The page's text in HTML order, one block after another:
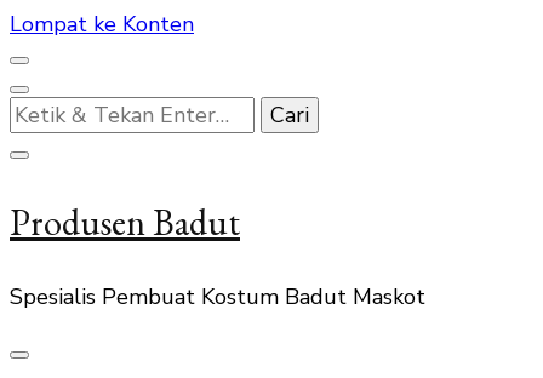
Lompat ke Konten
Mencari
Sesuatu?
Produsen Badut
Spesialis Pembuat Kostum Badut Maskot